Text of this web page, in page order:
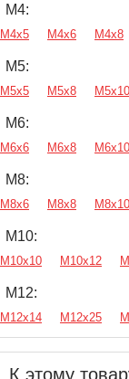
М4:
М4х5 М4х6 М4х8
М5:
М5х5 М5х8 М5х10
М6:
М6х6 М6х8 М6х10
М8:
М8х6 М8х8 М8х10
М10:
М10х10 М10х12
М12:
М12х14 М12х25
К этому